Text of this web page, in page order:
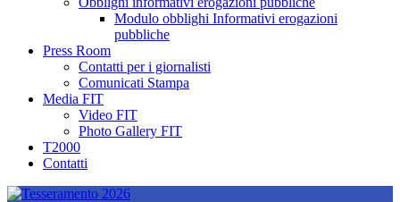
Modulo obblighi Informativi erogazioni
pubbliche
Press Room
Contatti per i giornalisti
Comunicati Stampa
Media FIT
Video FIT
Photo Gallery FIT
T2000
Contatti